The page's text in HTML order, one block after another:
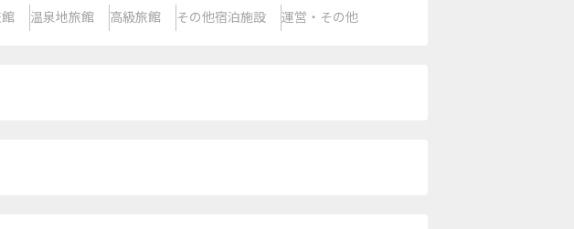
温泉地旅館 高級旅館 その他宿泊施設 運営・その他